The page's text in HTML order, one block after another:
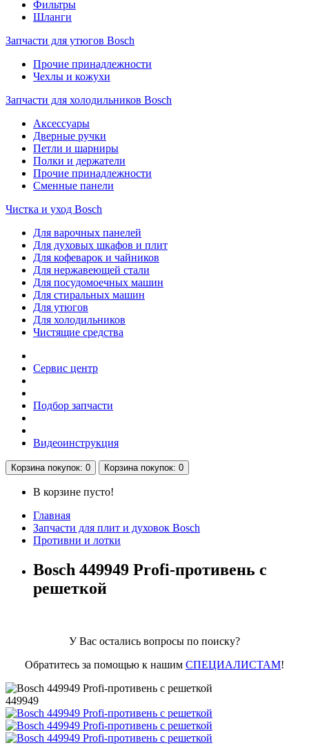
Фильтры
Шланги
Запчасти для утюгов Bosch
Прочие принадлежности
Чехлы и кожухи
Запчасти для холодильников Bosch
Аксессуары
Дверные ручки
Петли и шарниры
Полки и держатели
Прочие принадлежности
Сменные панели
Чистка и уход Bosch
Для варочных панелей
Для духовых шкафов и плит
Для кофеварок и чайников
Для нержавеющей стали
Для посудомоечных машин
Для стиральных машин
Для утюгов
Для холодильников
Чистящие средства
Сервис центр
Подбор запчасти
Видеоинструкция
Корзинапокупок: 0 Корзинапокупок: 0
В корзине пусто!
Главная
Запчасти для плит и духовок Bosch
Противни и лотки
Bosch 449949 Profi-противень с
решеткой
У Вас остались вопросы по поиску?
Обратитесь за помощью к нашим СПЕЦИАЛИСТАМ!
449949